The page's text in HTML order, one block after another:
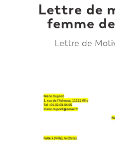
Lettre de
femme
Lettre de